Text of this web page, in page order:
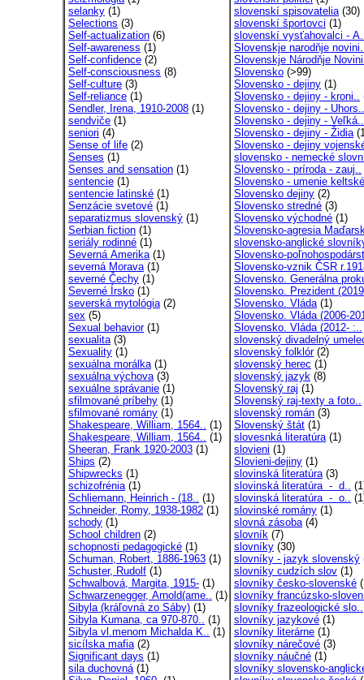
selanky (1)
Selections (3)
Self-actualization (6)
Self-awareness (1)
Self-confidence (2)
Self-consciousness (8)
Self-culture (3)
Self-reliance (1)
Sendler, Irena, 1910-2008 (1)
sendviče (1)
seniori (4)
Sense of life (2)
Senses (1)
Senses and sensation (1)
sentencie (1)
sentencie latinské (1)
Senzácie svetové (1)
separatizmus slovenský (1)
Serbian fiction (1)
seriály rodinné (1)
Severná Amerika(1)
severná Morava(1)
severné Čechy (1)
Severné Írsko (1)
severská mytológia(2)
sex (5)
Sexual behavior(1)
sexualita(3)
Sexuality (1)
sexuálna morálka(1)
sexuálna výchova(3)
sexuálne správanie (1)
sfilmované príbehy (1)
sfilmované romány (1)
Shakespeare, William, 1564.. (1)
Shakespeare, William, 1564.. (1)
Sheeran, Frank 1920-2003 (1)
Ships (2)
Shipwrecks (1)
schizofrénia(1)
Schliemann, Heinrich - (18.. (1)
Schneider, Romy, 1938-1982 (1)
schody (1)
School children (2)
schopnosti pedagogické (1)
Schuman, Robert, 1886-1963 (1)
Schuster, Rudolf (1)
Schwalbová, Margita, 1915- (1)
Schwarzenegger, Arnold(ame.. (1)
Sibyla (kráľovná zo Sáby) (1)
Sibyla Kumana, ca 970-870.. (1)
Sibyla vl.menom Michalda K.. (1)
sicílska mafia(2)
Significant days (1)
sila duchovná(1)
slovenskí spisovatelia(30)
slovenskí športovci (1)
slovenskí vysťahovalci -
Slovenskje narodňje
Slovenskje Národňje
Slovensko (>99)
Slovensko - dejiny (1)
Slovensko - dejiny - kroni..
Slovensko - dejiny - Uhors..
Slovensko - dejiny - Veľká..
Slovensko - dejiny - Židia
Slovensko - dejiny
slovensko - nemecké
Slovensko - príroda - zauj..
Slovensko - umenie
Slovensko dejiny (2)
Slovensko stredné (3)
Slovensko východné (1)
Slovensko-agresia
slovensko-anglické
Slovensko-
Slovensko-vznik ČSR
Slovensko. Generálna
Slovensko. Prezident
Slovensko. Vláda(1)
Slovensko. Vláda (2006-
Slovensko. Vláda (2012- :..
slovenský divadelný
slovenský folklór(2)
slovenský herec (1)
slovenský jazyk (8)
Slovenský raj (1)
Slovenský raj-texty a foto..
slovenský román (3)
Slovenský štát (1)
slovesnká literatúra(1)
slovieni (1)
Slovieni-dejiny (1)
slovinská literatúra(3)
slovinská literatúra - d..
slovinská literatúra - o..
slovinské romány (1)
slovná zásoba(4)
slovník (7)
slovníky (30)
slovníky - jazyk slovenský
slovníky cudzích slov (1)
slovníky česko-slovenské
slovníky francúzsko-
slovníky frazeologické slo..
slovníky jazykové (1)
slovníky literárne (1)
slovníky nárečové (3)
slovníky náučné (1)
slovníky slovensko-